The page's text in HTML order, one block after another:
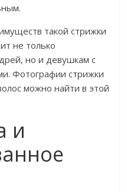
такой стрижки
не только
но и девушкам с
Фотографии стрижки
можно найти в этой
и